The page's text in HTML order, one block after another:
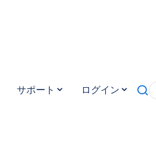
サポート ログイン